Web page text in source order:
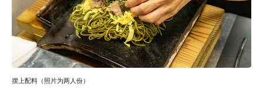
摆上配料（照片为两人份）